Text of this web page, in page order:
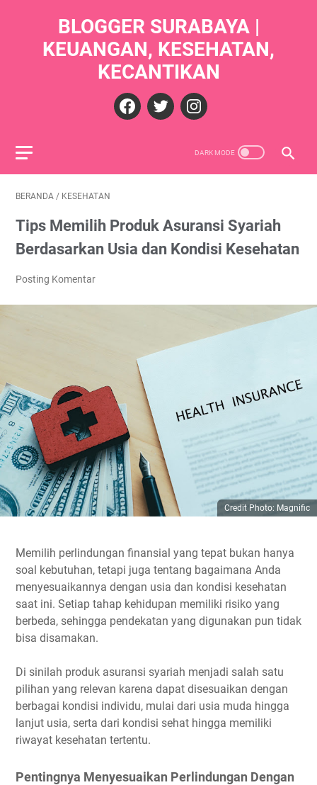
BLOGGER SURABAYA |
KEUANGAN, KESEHATAN,
KECANTIKAN
BERANDA / KESEHATAN
Tips Memilih Produk Asuransi Syariah
Berdasarkan Usia dan Kondisi Kesehatan
Posting Komentar
Credit Photo: Magnific
Memilih perlindungan finansial yang tepat bukan hanya
soal kebutuhan, tetapi juga tentang bagaimana Anda
menyesuaikannya dengan usia dan kondisi kesehatan
saat ini. Setiap tahap kehidupan memiliki risiko yang
berbeda, sehingga pendekatan yang digunakan pun tidak
bisa disamakan.
Di sinilah produk asuransi syariah menjadi salah satu
pilihan yang relevan karena dapat disesuaikan dengan
berbagai kondisi individu, mulai dari usia muda hingga
lanjut usia, serta dari kondisi sehat hingga memiliki
riwayat kesehatan tertentu.
Pentingnya Menyesuaikan Perlindungan Dengan